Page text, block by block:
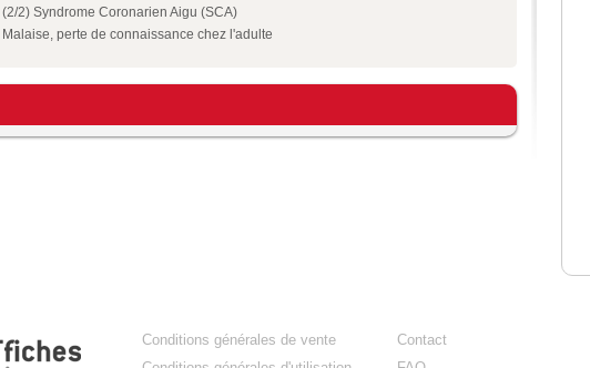
(2/2) Syndrome Coronarien Aigu (SCA)
Malaise, perte de connaissance chez l'adulte
Conditions générales de vente
Contact